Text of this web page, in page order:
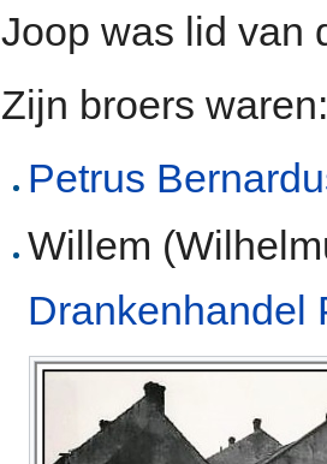
Joop was lid van
Zijn broers waren:
Petrus
Willem
Drankenhandel